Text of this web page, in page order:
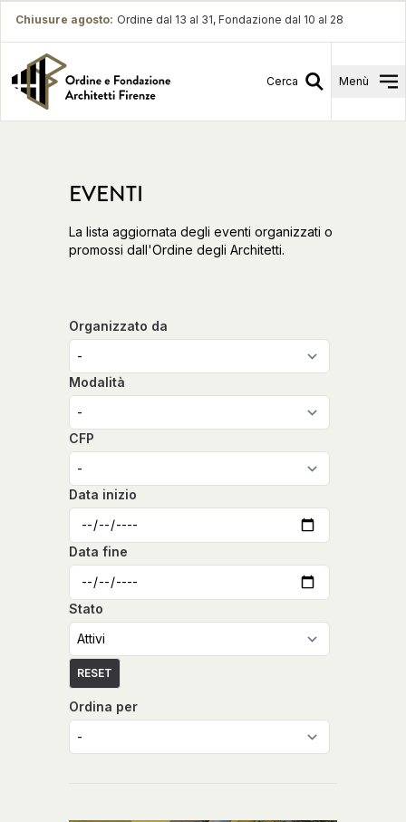
Chiusure agosto: Ordine dal 13 al 31, Fondazione dal 10 al 28
Cerca Menù
EVENTI
La lista aggiornata degli eventi organizzati o
promossi dall'Ordine degli Architetti.
Organizzato da
Modalità
CFP
Data inizio
Data fine
Stato
RESET
Ordina per